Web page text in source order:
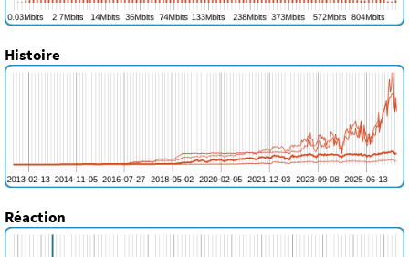
Histoire
Réaction